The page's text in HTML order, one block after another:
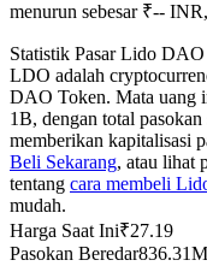
Copy Trading
Bergabunglah
menurun sebesar ₹--
Statistik Pasar Lido
LDO adalah
DAO Token. Mata uang
1B, dengan total
memberikan kapitalisasi
Beli Sekarang, atau lihat
tentang cara membeli
mudah.
Harga Saat Ini₹27.19
Pasokan Beredar836.31M